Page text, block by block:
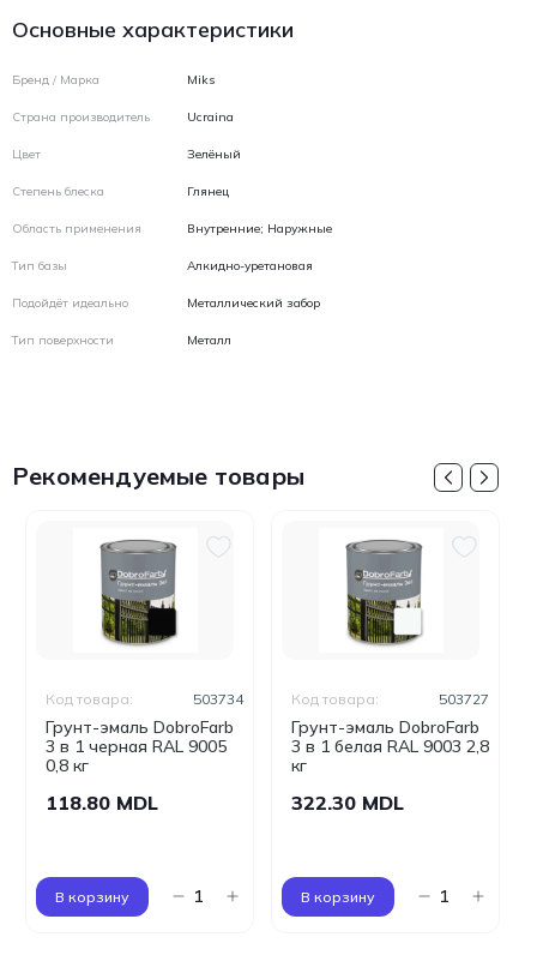
Основные характеристики
Бренд / Марка Miks
Страна производитель Ucraina
Цвет Зелёный
Степень блеска Глянец
Область применения Внутренние; Наружные
Тип базы Алкидно-уретановая
Подойдёт идеально Металлический забор
Тип поверхности Металл
Рекомендуемые товары
Грунт-эмаль DobroFarb
3 в 1 черная RAL 9005
0,8 кг
Код товара: 503734
118.80 MDL
В корзину
Грунт-эмаль DobroFarb
3 в 1 белая RAL 9003 2,8
кг
Код товара: 503727
322.30 MDL
В корзину